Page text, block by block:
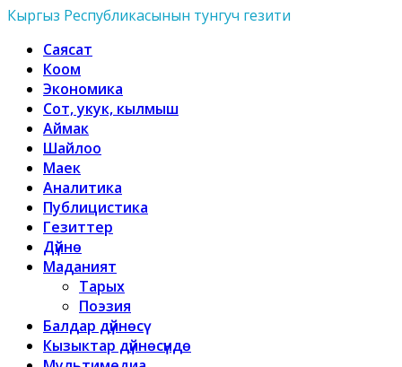
Кыргыз Республикасынын тунгуч гезити
Саясат
Коом
Экономика
Сот, укук, кылмыш
Аймак
Шайлоо
Маек
Аналитика
Публицистика
Гезиттер
Дүйнө
Маданият
Тарых
Поэзия
Балдар дүйнөсү
Кызыктар дүйнөсүндө